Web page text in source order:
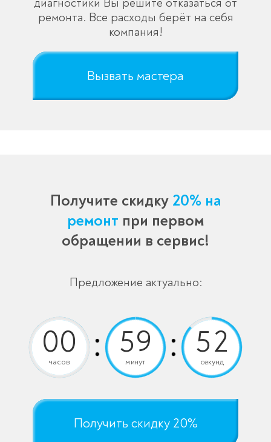
ремонта. Все расходы берёт на себя
компания!
Вызвать мастера
Получите скидку 20% на
ремонт при первом
обращении в сервис!
Предложение актуально:
часов минут секунд
Получить скидку 20%